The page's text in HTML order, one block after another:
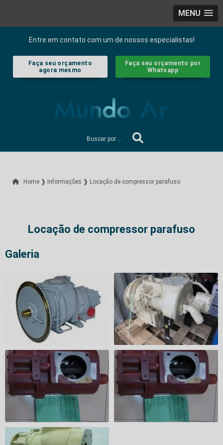
MENU
Entre em contato com um de nossos especialistas!
Faça seu orçamento
agora mesmo
Faça seu orçamento por
Whatsapp
Home ❱ Informações ❱ Locação de compressor parafuso
Locação de compressor parafuso
Galeria